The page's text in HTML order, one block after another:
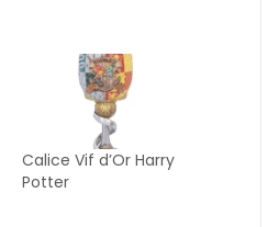
Calice Vif d’Or Harry
Potter